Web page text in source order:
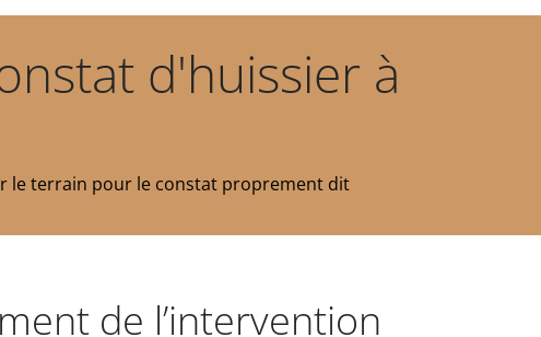
d'huissier à
le terrain pour le constat proprement dit
de l’intervention